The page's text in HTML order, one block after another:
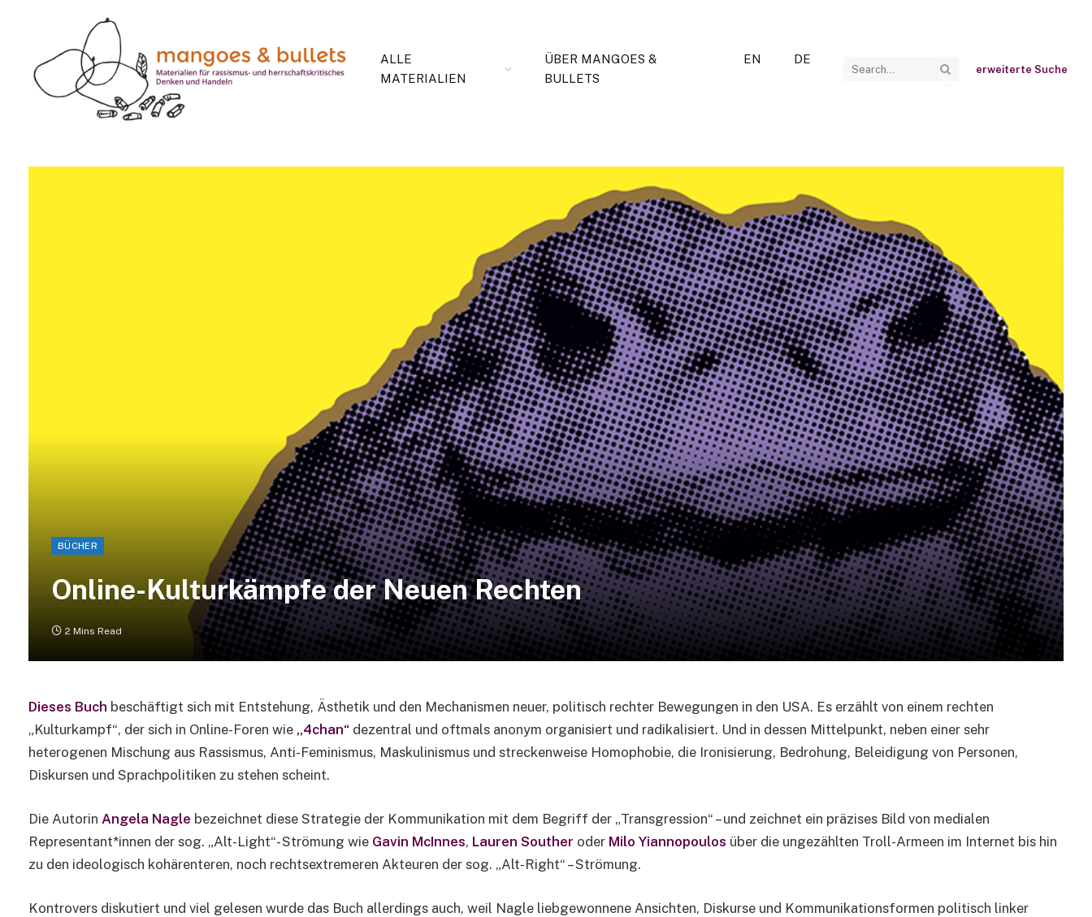
ALLE
MATERIALIEN
ÜBER MANGOES &
BULLETS
EN DE
erweiterte Suche
BÜCHER
Online-Kulturkämpfe der Neuen Rechten
2 Mins Read
Dieses Buch beschäftigt sich mit Entstehung, Ästhetik und den Mechanismen neuer, politisch rechter Bewegungen in den USA. Es erzählt von einem rechten
„Kulturkampf“, der sich in Online-Foren wie „4chan“ dezentral und oftmals anonym organisiert und radikalisiert. Und in dessen Mittelpunkt, neben einer sehr
heterogenen Mischung aus Rassismus, Anti-Feminismus, Maskulinismus und streckenweise Homophobie, die Ironisierung, Bedrohung, Beleidigung von Personen,
Diskursen und Sprachpolitiken zu stehen scheint.
Die Autorin Angela Nagle bezeichnet diese Strategie der Kommunikation mit dem Begriff der „Transgression“ – und zeichnet ein präzises Bild von medialen
Representant*innen der sog. „Alt-Light“- Strömung wie Gavin McInnes, Lauren Souther oder Milo Yiannopoulos über die ungezählten Troll-Armeen im Internet bis hin
zu den ideologisch kohärenteren, noch rechtsextremeren Akteuren der sog. „Alt-Right“ – Strömung.
Kontrovers diskutiert und viel gelesen wurde das Buch allerdings auch, weil Nagle liebgewonnene Ansichten, Diskurse und Kommunikationsformen politisch linker